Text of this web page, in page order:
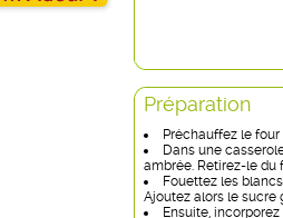
Préparation
Préchauffez le four
Dans une
ambrée. Retirez-le du
Fouettez les
Ajoutez alors le sucre
Ensuite,